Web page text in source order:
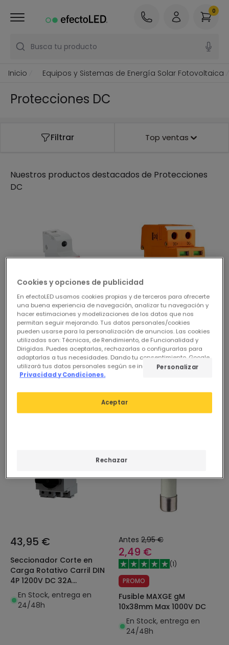
Busca tu producto
0
Inicio Equipos y Sistemas de Energía Solar Fotovoltaica
Protecciones DC
Filtrar Top ventas
Nuestros productos destacados de Protecciones
DC
2,95 €
( )
Portafusibles Industrial
MAXGE 10x38 690V DC
24/48h
40,95 €
( 1)
Protector Sobretensiones
Transitorias Industrial
20kA-3,8kV 1000V DC
En Stock, entrega en
24/48h
43,95 €
Seccionador Corte en
Carga Rotativo Carril DIN
4P 1200V DC 32A
Instalación Fotovoltaica
MAXGE
En Stock, entrega en
24/48h
Antes 2,95 €
2,49 €
(1)
PROMO
Fusible MAXGE gM
10x38mm Max 1000V DC
En Stock, entrega en
24/48h
Cookies y opciones de publicidad
En efectoLED usamos cookies propias y de terceros para ofrecerte
una buena experiencia de navegación, analizar tu navegación y
hacer estimaciones y modelizaciones de los datos que nos
permitan seguir mejorando. Tus datos personales/cookies
pueden usarse para la personalización de anuncios. Las cookies
utilizadas son: Técnicas, de Rendimiento, de Funcionalidad y
Dirigidas. Puedes aceptarlas, rechazarlas o configurarlas para
adaptarlas a tus necesidades. Dando tu consentimiento, Google
utilizará tus datos personales según se indica en su sitio de
Privacidad y Condiciones.
Rechazar
Aceptar
Personalizar